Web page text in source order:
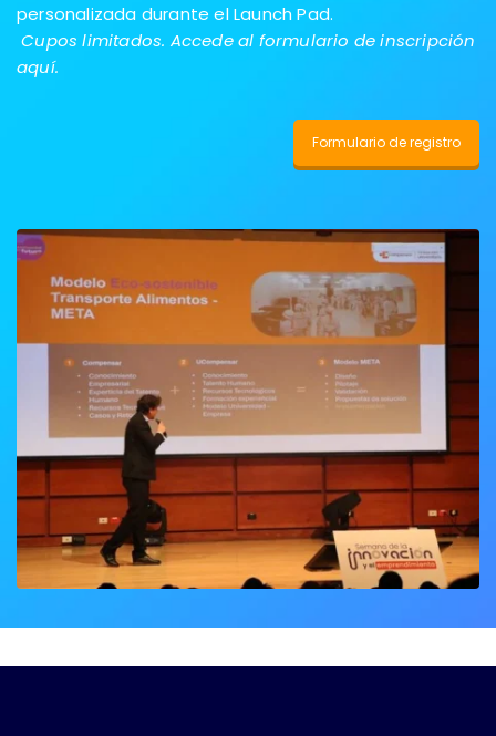
personalizada durante el Launch Pad.
Cupos limitados. Accede al formulario de inscripción
aquí.
Formulario de registro